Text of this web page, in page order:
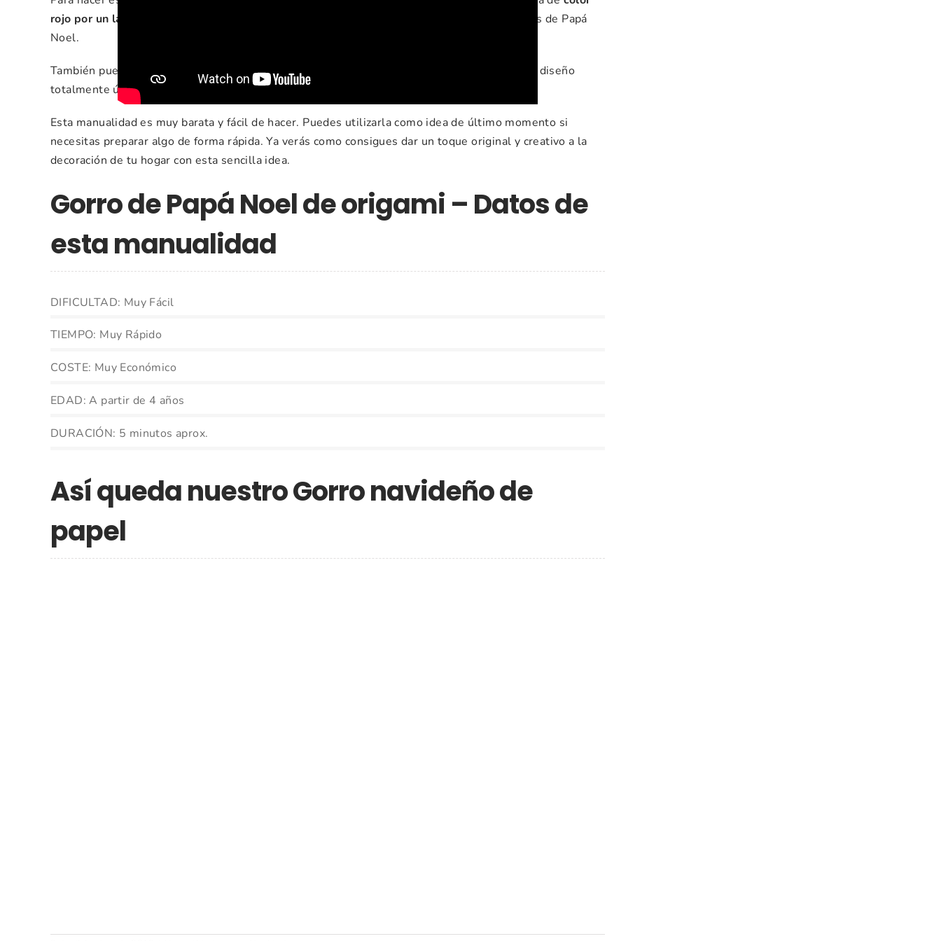
rojo por un lado y de color blanco por el otro
. Así conseguirás hacer el gorro con los colores de Papá
Noel.
También puede sutilizar papel estampado o colorearlo como más te guste. Así podrás hacer diseño
totalmente únicos.
Esta manualidad es muy barata y fácil de hacer. Puedes utilizarla como idea de último momento si
necesitas preparar algo de forma rápida. Ya verás como consigues dar un toque original y creativo a la
decoración de tu hogar con esta sencilla idea.
Gorro de Papá Noel de origami – Datos de
esta manualidad
DIFICULTAD: Muy Fácil
TIEMPO: Muy Rápido
COSTE: Muy Económico
EDAD: A partir de 4 años
DURACIÓN: 5 minutos aprox.
Así queda nuestro Gorro navideño de
papel